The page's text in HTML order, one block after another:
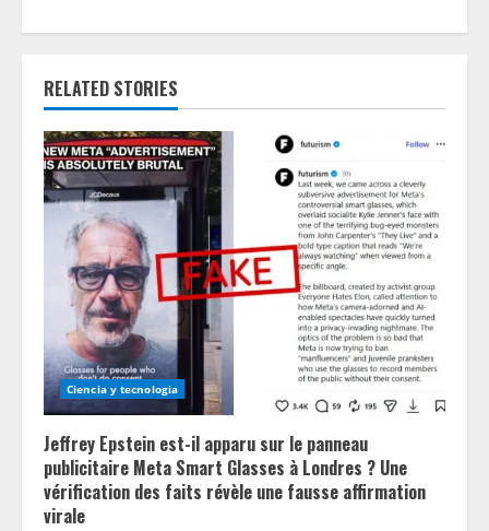
u
e
R
i
n
g
RELATED STORIES
Ciencia y tecnologia
Jeffrey Epstein est-il apparu sur le panneau
publicitaire Meta Smart Glasses à Londres ? Une
vérification des faits révèle une fausse affirmation
virale